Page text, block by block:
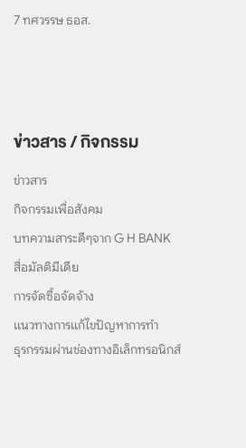
7 ทศวรรษ ธอส.
ข่าวสาร / กิจกรรม
ข่าวสาร
กิจกรรมเพื่อสังคม
บทความสาระดีๆจาก G H BANK
สื่อมัลติมีเดีย
การจัดซื้อจัดจ้าง
แนวทางการแก้ไขปัญหาการทำ
ธุรกรรมผ่านช่องทางอิเล็กทรอนิกส์